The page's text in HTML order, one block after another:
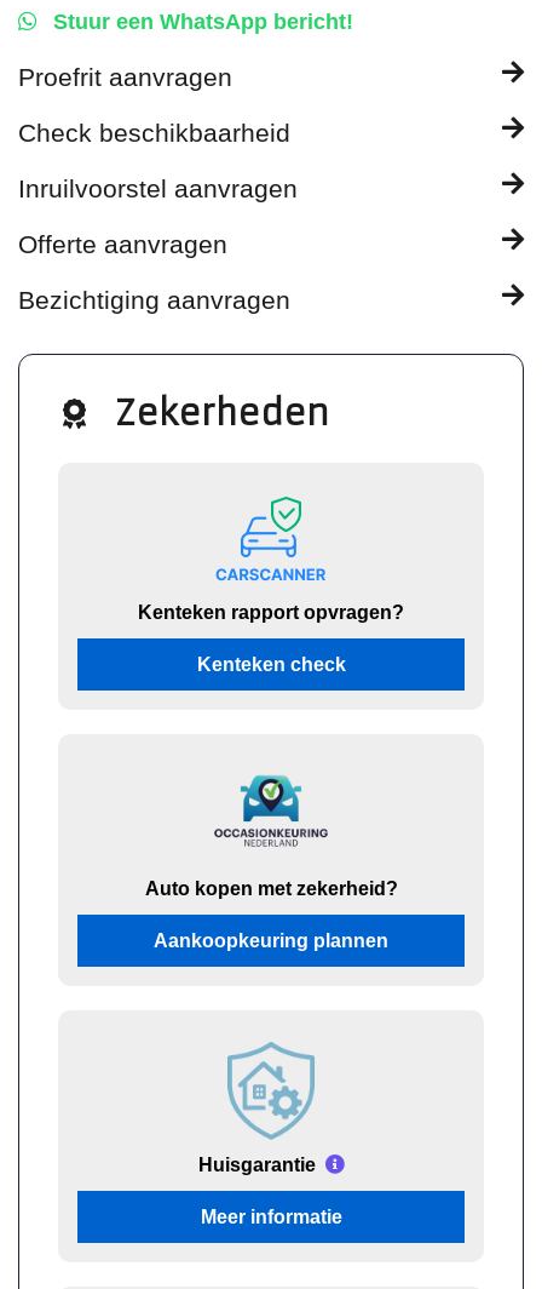
Stuur een WhatsApp bericht!
Proefrit aanvragen
Check beschikbaarheid
Inruilvoorstel aanvragen
Offerte aanvragen
Bezichtiging aanvragen
Zekerheden
Kenteken rapport opvragen?
Kenteken check
Auto kopen met zekerheid?
Aankoopkeuring plannen
Huisgarantie
Meer informatie